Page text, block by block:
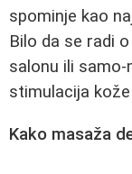
spominje kao
Bilo da se radi
salonu ili samo-
stimulacija
Kako masaža